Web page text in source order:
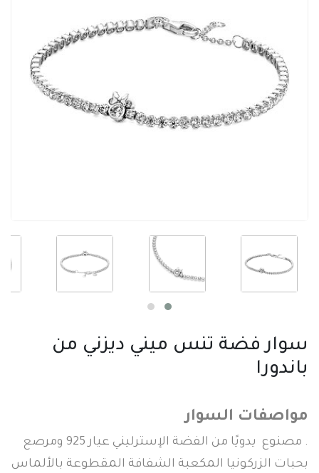
سوار فضة تنس ميني ديزني من
باندورا
مواصفات السوار
. مصنوع يدويًا من الفضة الإسترليني عيار 925 ومرصع
بحبات الزركونيا المكعبة الشفافة المقطوعة بالألماس